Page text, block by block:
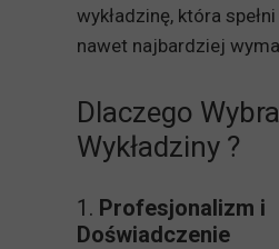
wykładzinę, która
nawet najbardziej
Dlaczego
Wykładziny ?
1. Profesjonalizm i
Doświadczenie